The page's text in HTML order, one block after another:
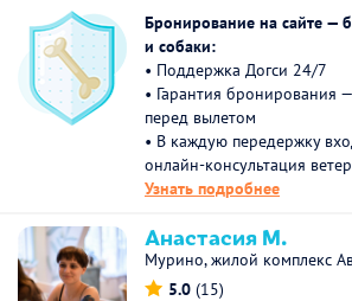
Бронирование на сайте —
и собаки:
• Поддержка Догси 24/7
• Гарантия бронирования
перед вылетом
• В каждую передержку
онлайн-консультация
Узнать подробнее
Анастасия М.
Мурино, жилой комплекс
5.0 (15)